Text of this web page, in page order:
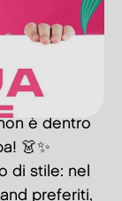
è dentro
👗✨
di stile: nel
preferiti,